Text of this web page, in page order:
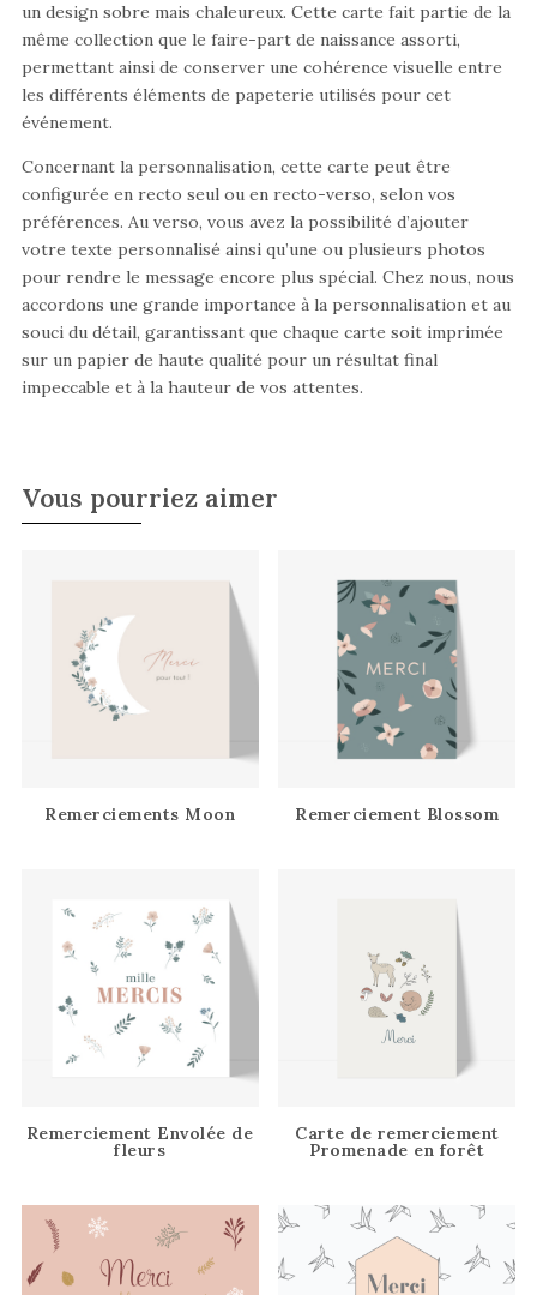
un design sobre mais chaleureux. Cette carte fait partie de la
même collection que le faire-part de naissance assorti,
permettant ainsi de conserver une cohérence visuelle entre
les différents éléments de papeterie utilisés pour cet
événement.
Concernant la personnalisation, cette carte peut être
configurée en recto seul ou en recto-verso, selon vos
préférences. Au verso, vous avez la possibilité d’ajouter
votre texte personnalisé ainsi qu’une ou plusieurs photos
pour rendre le message encore plus spécial. Chez nous, nous
accordons une grande importance à la personnalisation et au
souci du détail, garantissant que chaque carte soit imprimée
sur un papier de haute qualité pour un résultat final
impeccable et à la hauteur de vos attentes.
Vous pourriez aimer
Remerciements Moon Remerciement Blossom
Remerciement Envolée de
fleurs
Carte de remerciement
Promenade en forêt